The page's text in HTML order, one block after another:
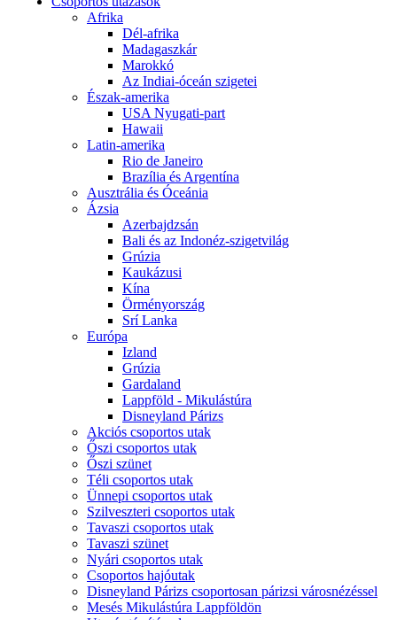
Afrika
Dél-afrika
Madagaszkár
Marokkó
Az Indiai-óceán szigetei
Észak-amerika
USA Nyugati-part
Hawaii
Latin-amerika
Rio de Janeiro
Brazília és Argentína
Ausztrália és Óceánia
Ázsia
Azerbajdzsán
Bali és az Indonéz-szigetvilág
Grúzia
Kaukázusi
Kína
Örményország
Srí Lanka
Európa
Izland
Grúzia
Gardaland
Lappföld - Mikulástúra
Disneyland Párizs
Akciós csoportos utak
Őszi csoportos utak
Őszi szünet
Téli csoportos utak
Ünnepi csoportos utak
Szilveszteri csoportos utak
Tavaszi csoportos utak
Tavaszi szünet
Nyári csoportos utak
Csoportos hajóutak
Disneyland Párizs csoportosan párizsi városnézéssel
Mesés Mikulástúra Lappföldön